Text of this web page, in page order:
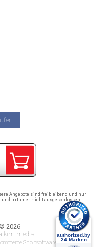
Angebote sind freibleibend und nur
und Irrtümer nicht ausgeschlossen.
2026
media
Shopsoftware